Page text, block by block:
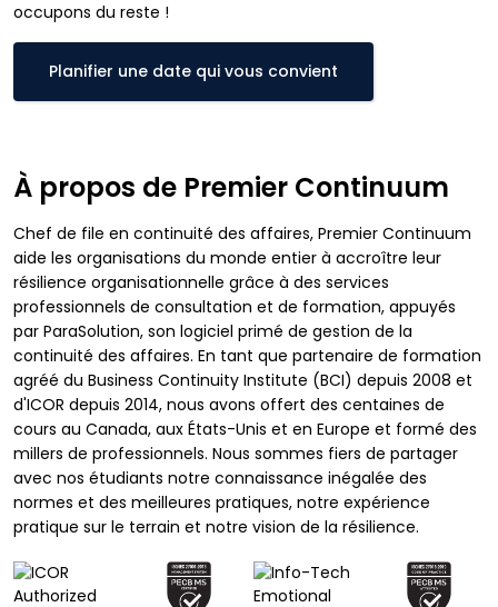
occupons du reste !
Planifier une date qui vous convient
À propos de Premier Continuum
Chef de file en continuité des affaires, Premier Continuum
aide les organisations du monde entier à accroître leur
résilience organisationnelle grâce à des services
professionnels de consultation et de formation, appuyés
par ParaSolution, son logiciel primé de gestion de la
continuité des affaires. En tant que partenaire de formation
agréé du Business Continuity Institute (BCI) depuis 2008 et
d'ICOR depuis 2014, nous avons offert des centaines de
cours au Canada, aux États-Unis et en Europe et formé des
millers de professionnels. Nous sommes fiers de partager
avec nos étudiants notre connaissance inégalée des
normes et des meilleures pratiques, notre expérience
pratique sur le terrain et notre vision de la résilience.